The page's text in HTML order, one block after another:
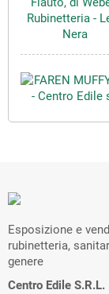
Esposizione e
rubinetteria,
genere
Centro Edile S.R.L.